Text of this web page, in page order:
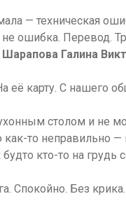
— техническая
ошибка. Перевод.
Шарапова Галина
её карту. С нашего
столом и не
как-то неправильно —
кто-то на грудь
Спокойно. Без крика.